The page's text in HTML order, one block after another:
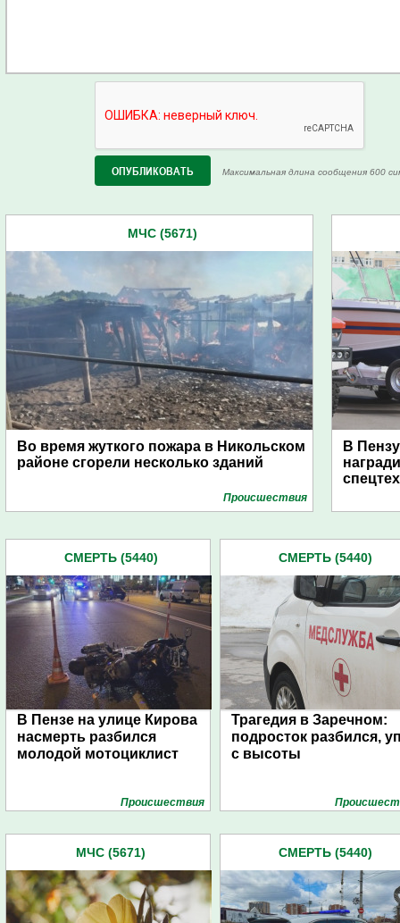
Максимальная длина сообщения 600
МЧС (5671)
Во время жуткого пожара в Никольском
районе сгорели несколько зданий
Проиcшествия
В
СМЕРТЬ (5440)
В Пензе на улице Кирова
насмерть разбился
молодой мотоциклист
Проиcшествия
СМЕРТЬ (5440)
Трагедия в Заречном:
подросток разбился,
с высоты
МЧС (5671) СМЕРТЬ (5440)